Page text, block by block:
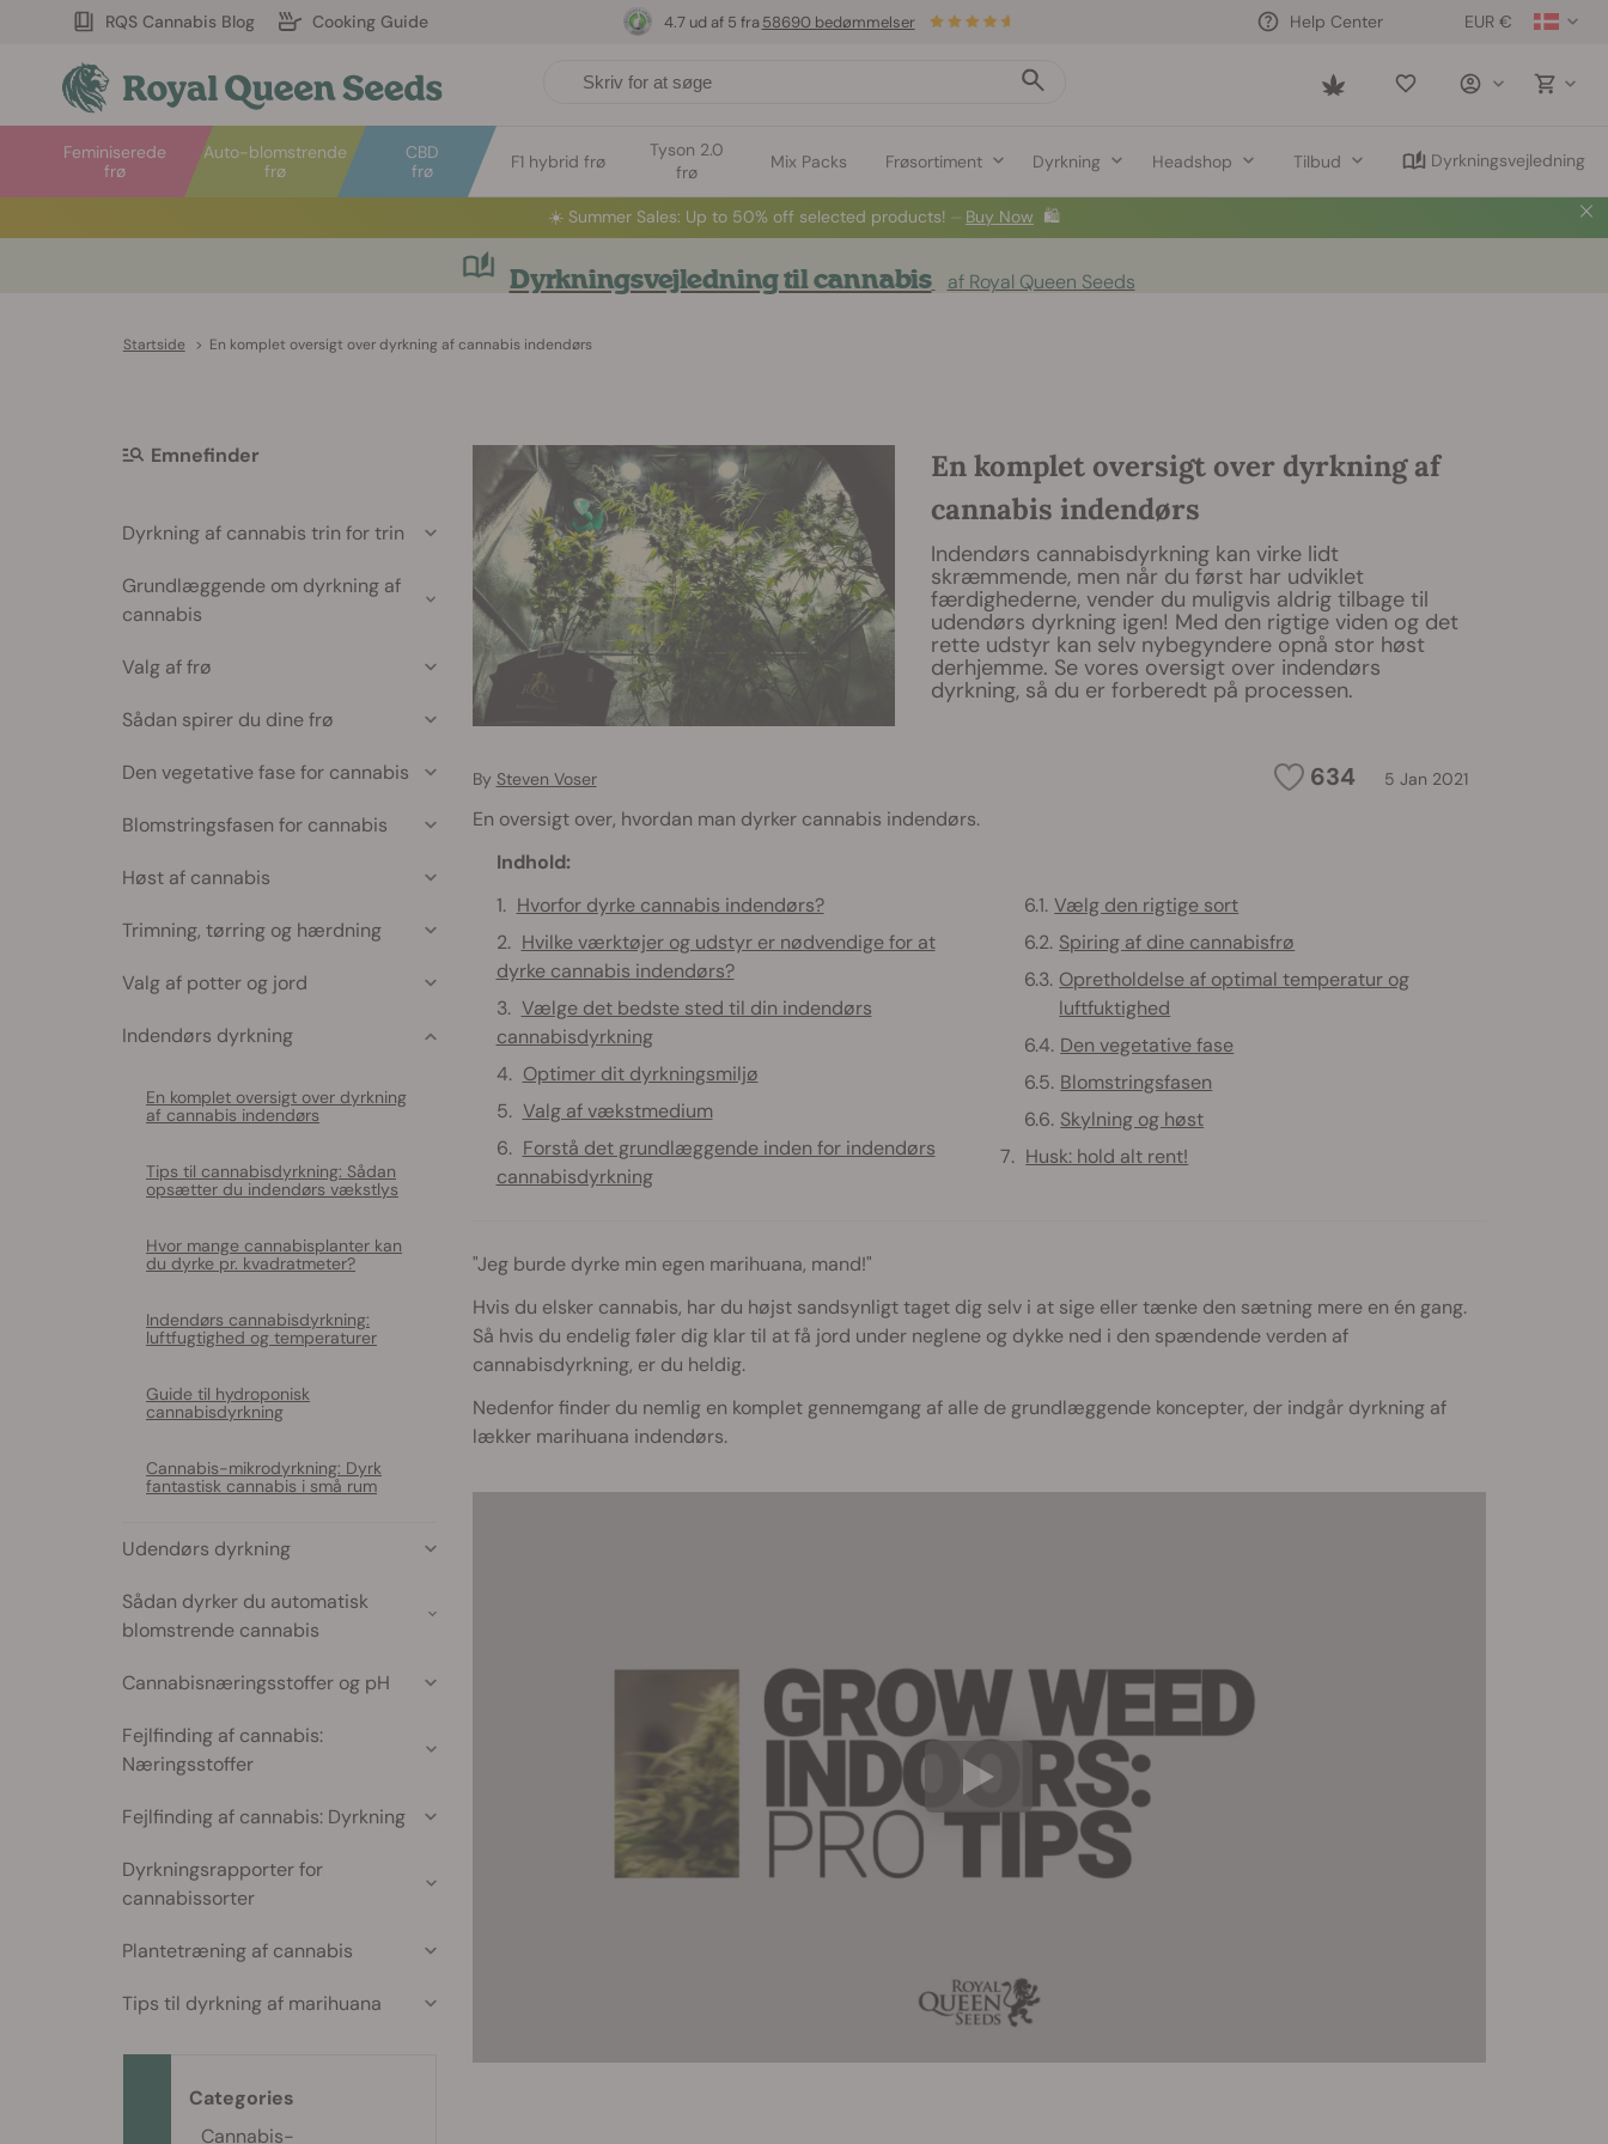
RQS Cannabis Blog Cooking Guide EUR €
Help Center
Saved
Auto-blomstrende
frø
Feminiserede
frø
CBD
frø
F1 hybrid frø
Tyson 2.0
frø
Mix Packs Frøsortiment Dyrkning Headshop Tilbud Dyrkningsvejledning
4.7 ud af 5 fra 58690 bedømmelser
☀️ Summer Sales: Up to 50% off selected products! ⏤ Buy Now 🛍️
Dyrkningsvejledning til cannabis af Royal Queen Seeds
Startside > En komplet oversigt over dyrkning af cannabis indendørs
En komplet oversigt over dyrkning af
cannabis indendørs
Indendørs cannabisdyrkning kan virke lidt
skræmmende, men når du først har udviklet
færdighederne, vender du muligvis aldrig tilbage til
udendørs dyrkning igen! Med den rigtige viden og det
rette udstyr kan selv nybegyndere opnå stor høst
derhjemme. Se vores oversigt over indendørs
dyrkning, så du er forberedt på processen.
634 5 Jan 2021
By Steven Voser
En oversigt over, hvordan man dyrker cannabis indendørs.
Indhold:
Hvorfor dyrke cannabis indendørs?
Hvilke værktøjer og udstyr er nødvendige for at
dyrke cannabis indendørs?
Vælge det bedste sted til din indendørs
cannabisdyrkning
Optimer dit dyrkningsmiljø
Valg af vækstmedium
Forstå det grundlæggende inden for indendørs
cannabisdyrkning
Vælg den rigtige sort
Spiring af dine cannabisfrø
Opretholdelse af optimal temperatur og
luftfuktighed
Den vegetative fase
Blomstringsfasen
Skylning og høst
Husk: hold alt rent!
"Jeg burde dyrke min egen marihuana, mand!"
Hvis du elsker cannabis, har du højst sandsynligt taget dig selv i at sige eller tænke den sætning mere en én gang.
Så hvis du endelig føler dig klar til at få jord under neglene og dykke ned i den spændende verden af
cannabisdyrkning, er du heldig.
Nedenfor finder du nemlig en komplet gennemgang af alle de grundlæggende koncepter, der indgår dyrkning af
lækker marihuana indendørs.
Emnefinder
Dyrkning af cannabis trin for trin
Grundlæggende om dyrkning af
cannabis
Valg af frø
Sådan spirer du dine frø
Den vegetative fase for cannabis
Blomstringsfasen for cannabis
Høst af cannabis
Trimning, tørring og hærdning
Valg af potter og jord
Indendørs dyrkning
En komplet oversigt over dyrkning
af cannabis indendørs
Tips til cannabisdyrkning: Sådan
opsætter du indendørs vækstlys
Hvor mange cannabisplanter kan
du dyrke pr. kvadratmeter?
Indendørs cannabisdyrkning:
luftfugtighed og temperaturer
Guide til hydroponisk
cannabisdyrkning
Cannabis-mikrodyrkning: Dyrk
fantastisk cannabis i små rum
Udendørs dyrkning
Sådan dyrker du automatisk
blomstrende cannabis
Cannabisnæringsstoffer og pH
Fejlfinding af cannabis:
Næringsstoffer
Fejlfinding af cannabis: Dyrkning
Dyrkningsrapporter for
cannabissorter
Plantetræning af cannabis
Tips til dyrkning af marihuana
Categories
Cannabis-